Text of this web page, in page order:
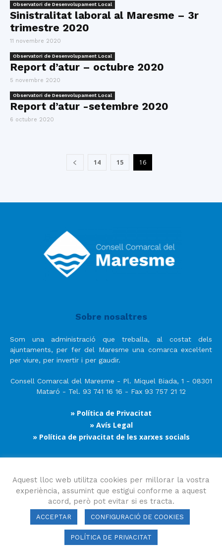
Observatori de Desenvolupament Local
Sinistralitat laboral al Maresme – 3r
trimestre 2020
11 novembre 2020
Observatori de Desenvolupament Local
Report d’atur – octubre 2020
5 novembre 2020
Observatori de Desenvolupament Local
Report d’atur -setembre 2020
6 octubre 2020
14 15 16
Sobre nosaltres
Som una administració que treballa, al costat dels
ajuntaments, per fer del Maresme una comarca excel·lent
per viure, per invertir i per gaudir.
Consell Comarcal del Maresme - Pl. Miquel Biada, 1 - 08301
Mataró - Tel. 93 741 16 16 - Fax 93 757 21 12
» Política de Privacitat
» Avís Legal
» Política de privacitat de les xarxes socials
Segueix-nos
Consell Comarcal del Maresme 2023 Copyright © Tots els drets
Aquest lloc web utilitza cookies per millorar la vostra
experiència, assumint que estigui conforme a aquest
acord, però pot evitar si es tracta.
ACCEPTAR CONFIGURACIÓ DE COOKIES
POLÍTICA DE PRIVACITAT